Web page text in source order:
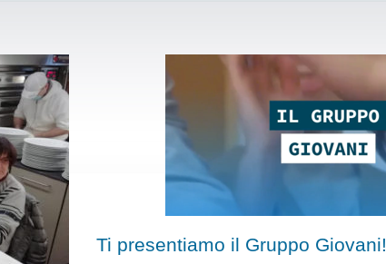
Ti presentiamo il Gruppo Giovani!